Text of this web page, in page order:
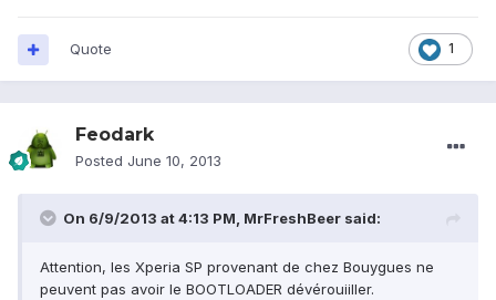
1
Quote
Feodark
Posted June 10, 2013
On 6/9/2013 at 4:13 PM, MrFreshBeer said:
Attention, les Xperia SP provenant de chez Bouygues ne
peuvent pas avoir le BOOTLOADER dévérouiiller.